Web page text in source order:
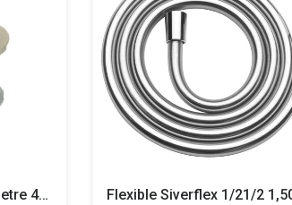
Cache Trou Luxe Diametre 40 Laiton